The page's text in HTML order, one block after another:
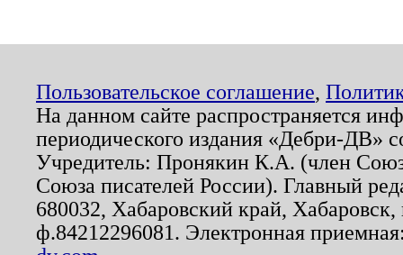
Пользовательское соглашение,
На данном сайте распространяется
периодического издания «Дебри-ДВ»
Учредитель: Пронякин К.А. (член
Союза писателей России). Главный
680032, Хабаровский край,
ф.84212296081. Электронная